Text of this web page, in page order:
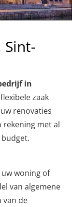
Sint-
in
zaak
renovaties
met al
woning of
van algemene
van de